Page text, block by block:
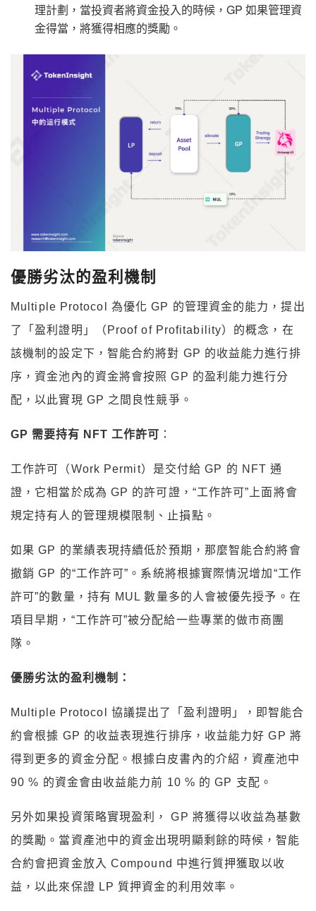
理計劃，當投資者將資金投入的時候，GP 如果管理資
金得當，將獲得相應的獎勵。
優勝劣汰的盈利機制
Multiple Protocol 為優化 GP 的管理資金的能力，提出
了「盈利證明」（Proof of Profitability）的概念，在
該機制的設定下，智能合約將對 GP 的收益能力進行排
序，資金池內的資金將會按照 GP 的盈利能力進行分
配，以此實現 GP 之間良性競爭。
GP 需要持有 NFT 工作許可 ：
工作許可（Work Permit）是交付給 GP 的 NFT 通
證，它相當於成為 GP 的許可證，“工作許可”上面將會
規定持有人的管理規模限制、止損點。
如果 GP 的業績表現持續低於預期，那麼智能合約將會
撤銷 GP 的“工作許可”。系統將根據實際情況增加“工作
許可”的數量，持有 MUL 數量多的人會被優先授予。在
項目早期，“工作許可”被分配給一些專業的做市商團
隊。
優勝劣汰的盈利機制：
Multiple Protocol 協議提出了「盈利證明」，即智能合
約會根據 GP 的收益表現進行排序，收益能力好 GP 將
得到更多的資金分配。根據白皮書內的介紹，資產池中
90 % 的資金會由收益能力前 10 % 的 GP 支配。
另外如果投資策略實現盈利， GP 將獲得以收益為基數
的獎勵。當資產池中的資金出現明顯剩餘的時候，智能
合約會把資金放入 Compound 中進行質押獲取以收
益，以此來保證 LP 質押資金的利用效率。